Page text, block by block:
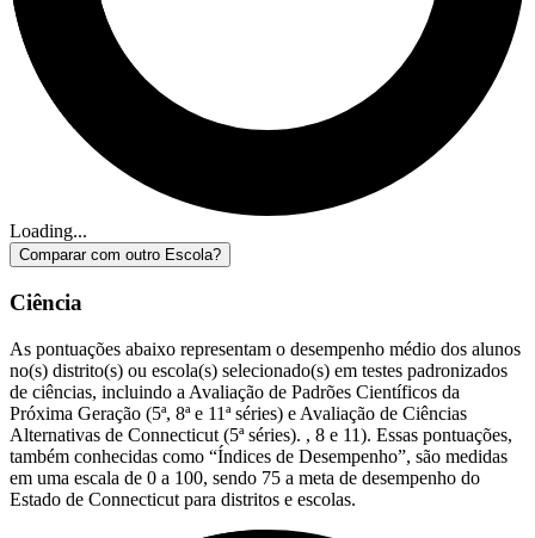
Loading...
Comparar com outro Escola?
Ciência
As pontuações abaixo representam o desempenho médio dos alunos
no(s) distrito(s) ou escola(s) selecionado(s) em testes padronizados
de ciências, incluindo a Avaliação de Padrões Científicos da
Próxima Geração (5ª, 8ª e 11ª séries) e Avaliação de Ciências
Alternativas de Connecticut (5ª séries). , 8 e 11). Essas pontuações,
também conhecidas como “Índices de Desempenho”, são medidas
em uma escala de 0 a 100, sendo 75 a meta de desempenho do
Estado de Connecticut para distritos e escolas.